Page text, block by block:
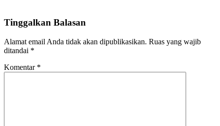
Tinggalkan Balasan
Alamat email Anda tidak akan dipublikasikan. Ruas yang wajib
ditandai *
Komentar *